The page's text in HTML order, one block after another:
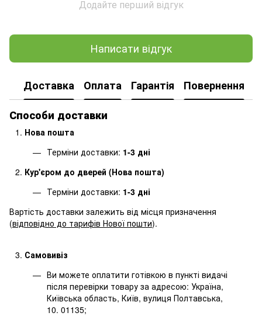
Додайте перший відгук
Написати відгук
Доставка Оплата Гарантія
Повернення
Способи доставки
Нова пошта
Терміни доставки: 1-3 дні
Кур'єром до дверей (Нова пошта)
Терміни доставки: 1-3 дні
Вартість доставки залежить від місця призначення
(відповідно до тарифів Нової пошти).
Самовивіз
Ви можете оплатити готівкою в пункті видачі
після перевірки товару за адресою: Україна,
Київська область, Київ, вулиця Полтавська,
10. 01135;